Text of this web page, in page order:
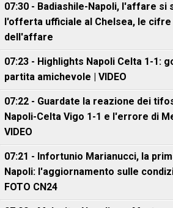
07:30 - Badiashile-Napoli, l'affare si
l'offerta ufficiale al Chelsea, le
dell'affare
07:23 - Highlights Napoli Celta 1-1:
partita amichevole | VIDEO
07:22 - Guardate la reazione dei
Napoli-Celta Vigo 1-1 e l'errore di
VIDEO
07:21 - Infortunio Marianucci, la
Napoli: l'aggiornamento sulle
FOTO CN24